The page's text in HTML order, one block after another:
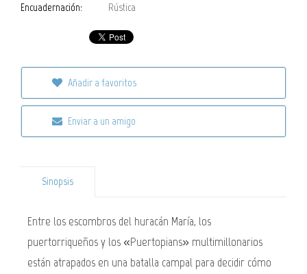
Encuadernación:
Rústica
Añadir a favoritos
Enviar a un amigo
Sinopsis
Entre los escombros del huracán María, los
puertorriqueños y los «Puertopians» multimillonarios
están atrapados en una batalla campal para decidir cómo